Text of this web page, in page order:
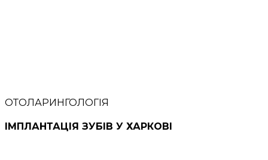
ОТОЛАРИНГОЛОГІЯ
ІМПЛАНТАЦІЯ ЗУБІВ У ХАРКОВІ